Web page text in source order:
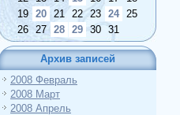
19 20 21 22 23 24 25
26 27 28 29 30 31
Архив записей
2008 Февраль
2008 Март
2008 Апрель